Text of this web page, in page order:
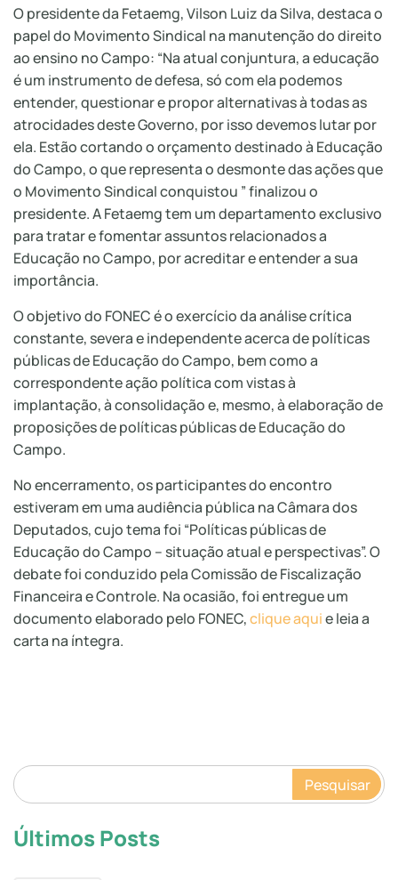
O presidente da Fetaemg, Vilson Luiz da Silva, destaca o
papel do Movimento Sindical na manutenção do direito
ao ensino no Campo: “Na atual conjuntura, a educação
é um instrumento de defesa, só com ela podemos
entender, questionar e propor alternativas à todas as
atrocidades deste Governo, por isso devemos lutar por
ela. Estão cortando o orçamento destinado à Educação
do Campo, o que representa o desmonte das ações que
o Movimento Sindical conquistou ” finalizou o
presidente. A Fetaemg tem um departamento exclusivo
para tratar e fomentar assuntos relacionados a
Educação no Campo, por acreditar e entender a sua
importância.
O objetivo do FONEC é o exercício da análise crítica
constante, severa e independente acerca de políticas
públicas de Educação do Campo, bem como a
correspondente ação política com vistas à
implantação, à consolidação e, mesmo, à elaboração de
proposições de políticas públicas de Educação do
Campo.
No encerramento, os participantes do encontro
estiveram em uma audiência pública na Câmara dos
Deputados, cujo tema foi “Políticas públicas de
Educação do Campo – situação atual e perspectivas”. O
debate foi conduzido pela Comissão de Fiscalização
Financeira e Controle. Na ocasião, foi entregue um
documento elaborado pelo FONEC,clique aquie leia a
carta na íntegra.
Pesquisar
Últimos Posts